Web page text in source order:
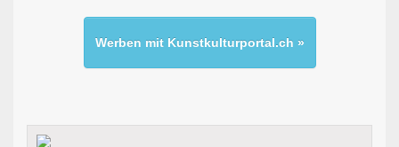
Werben mit Kunstkulturportal.ch »